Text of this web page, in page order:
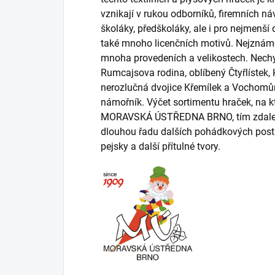
vznikají v rukou odborníků, firemních
školáky, předškoláky, ale i pro
také mnoho licenčních motivů.
mnoha provedeních a velikostech.
Rumcajsova rodina, oblíbený
nerozlučná dvojice Křemílek a
námořník. Výčet sortimentu hraček, na
MORAVSKÁ ÚSTŘEDNA BRNO, tím
dlouhou řadu dalších pohádkových
pejsky a další přítulné tvory.